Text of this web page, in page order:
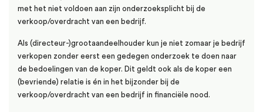
met het niet voldoen aan zijn onderzoeksplicht bij de
verkoop/overdracht van een bedrijf.
Als (directeur-)grootaandeelhouder kun je niet zomaar je bedrijf
verkopen zonder eerst een gedegen onderzoek te doen naar
de bedoelingen van de koper. Dit geldt ook als de koper een
(bevriende) relatie is én in het bijzonder bij de
verkoop/overdracht van een bedrijf in financiële nood.